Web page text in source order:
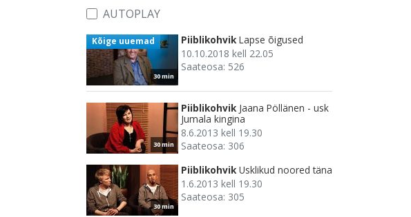
AUTOPLAY
30 min
Kõige uuemad Piiblikohvik Lapse õigused
10.10.2018 kell 22.05
Saateosa: 526
30 min
Piiblikohvik Jaana Pöllänen - usk
Jumala kingina
8.6.2013 kell 19.30
Saateosa: 306
30 min
Piiblikohvik Usklikud noored täna
1.6.2013 kell 19.30
Saateosa: 305